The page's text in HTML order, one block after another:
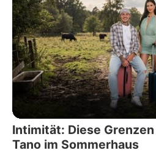
Intimität: Diese
Tano im Sommerhaus